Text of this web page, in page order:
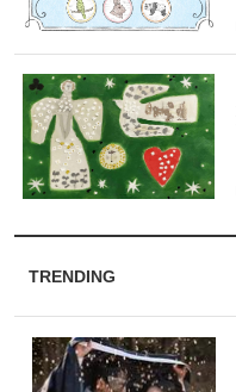
TRENDING